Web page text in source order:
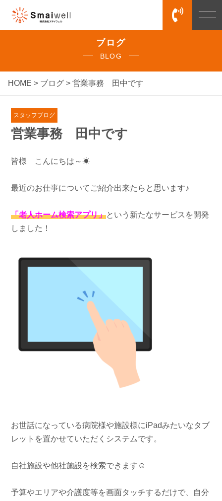
ブログ
BLOG
HOME > ブログ > 営業事務 田中です
スタッフブログ
営業事務 田中です
皆様 こんにちは～☀
最近のお仕事についてご紹介出来たらと思います♪
「老人ホーム検索アプリ」という新たなサービスを開発
しました！
お世話になっている病院様や施設様にiPadみたいなタブ
レットを置かせていただくシステムです。
自社施設や他社施設を検索できます☺
予算やエリアや介護度等を画面タッチするだけで、自分